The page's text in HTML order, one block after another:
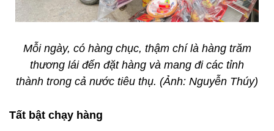
Mỗi ngày, có hàng chục, thậm chí là hàng trăm
thương lái đến đặt hàng và mang đi các tỉnh
thành trong cả nước tiêu thụ. (Ảnh: Nguyễn Thúy)
Tất bật chạy hàng